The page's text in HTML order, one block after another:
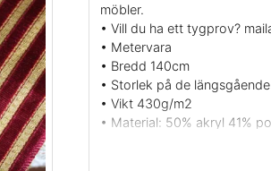
möbler.
• Vill du ha ett tygprov?
• Metervara
• Bredd 140cm
• Storlek på de
• Vikt 430g/m2
• Material: 50% akryl 41%